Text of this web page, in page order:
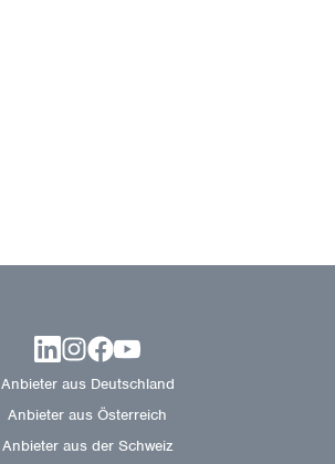
Anbieter aus Deutschland
Anbieter aus Österreich
Anbieter aus der Schweiz